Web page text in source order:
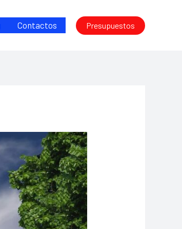
Contactos Presupuestos